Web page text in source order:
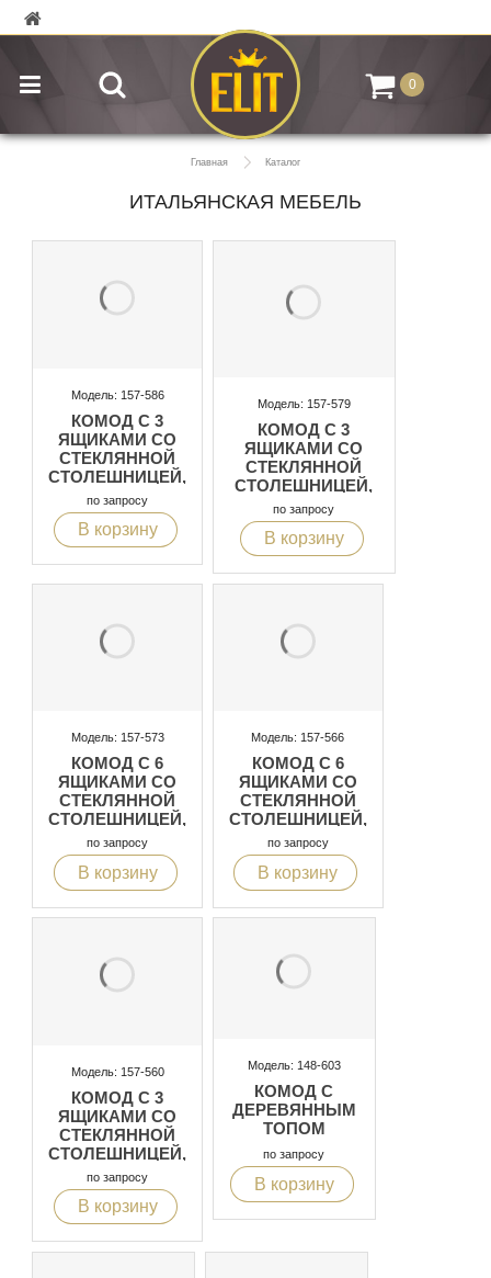
0
Главная Каталог
ИТАЛЬЯНСКАЯ МЕБЕЛЬ
Модель: 157-586
КОМОД С 3
ЯЩИКАМИ СО
СТЕКЛЯННОЙ
СТОЛЕШНИЦЕЙ,
ЗАКРУГЛЕННЫЙ
ЦОКОЛЬ С
ПОДСВЕТКОЙ
по запросу
В корзину
Модель: 157-579
КОМОД С 3
ЯЩИКАМИ СО
СТЕКЛЯННОЙ
СТОЛЕШНИЦЕЙ,
МЕТАЛЛИЧЕСКИЕ
НОЖКИ
ПОЗОЛОЧЕННЫЕ
по запросу
В корзину
Модель: 157-573
КОМОД С 6
ЯЩИКАМИ СО
СТЕКЛЯННОЙ
СТОЛЕШНИЦЕЙ,
ЗАКРУГЛЕННЫЙ
ЦОКОЛЬ С
ПОДСВЕТКОЙ
по запросу
В корзину
Модель: 157-566
КОМОД С 6
ЯЩИКАМИ СО
СТЕКЛЯННОЙ
СТОЛЕШНИЦЕЙ,
ЗАКРУГЛЕННЫЙ
ЦОКОЛЬ С
ПОДСВЕТКОЙ
по запросу
В корзину
Модель: 157-560
КОМОД С 3
ЯЩИКАМИ СО
СТЕКЛЯННОЙ
СТОЛЕШНИЦЕЙ,
ЗАКРУГЛЕННЫЙ
ЦОКОЛЬ С
ПОДСВЕТКОЙ
по запросу
В корзину
Модель: 148-603
КОМОД С
ДЕРЕВЯННЫМ
ТОПОМ
по запросу
В корзину